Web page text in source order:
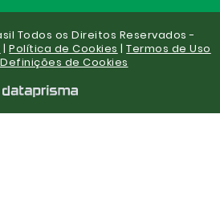
Todos os Direitos Reservados -
|Política de Cookies |Termos de Uso
de Cookies